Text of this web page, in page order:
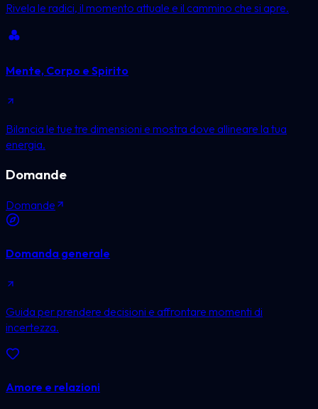
Rivela le radici, il momento attuale e il cammino che si apre.
Mente, Corpo e Spirito
Bilancia le tue tre dimensioni e mostra dove allineare la tua
energia.
Domande
Domande
Domanda generale
Guida per prendere decisioni e affrontare momenti di
incertezza.
Amore e relazioni